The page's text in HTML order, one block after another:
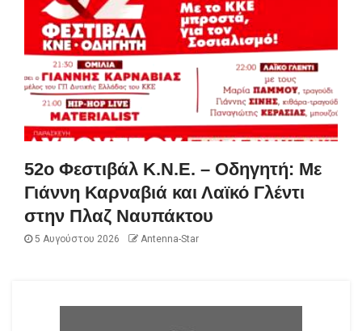
52ο Φεστιβάλ Κ.Ν.Ε. – Οδηγητή: Με
Γιάννη Καρναβιά και Λαϊκό Γλέντι
στην Πλαζ Ναυπάκτου
5 Αυγούστου 2026 Antenna-Star